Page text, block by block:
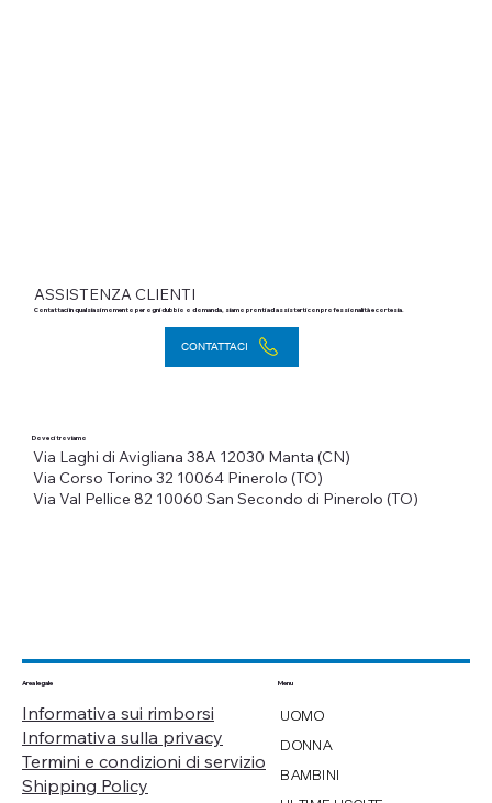
Contattaci in qualsiasi momento per ogni dubbio o domanda, siamo pronti ad assisterti con professionalità e cortesia.
CONTATTACI
ASSISTENZA CLIENTI
Dove ci troviamo
Via Laghi di Avigliana 38A 12030 Manta (CN)
Via Val Pellice 82 10060 San Secondo di Pinerolo (TO)
Via Corso Torino 32 10064 Pinerolo (TO)
Area legale
Informativa sui rimborsi
Informativa sulla privacy
Termini e condizioni di servizio
Shipping Policy
Menu
UOMO
DONNA
BAMBINI